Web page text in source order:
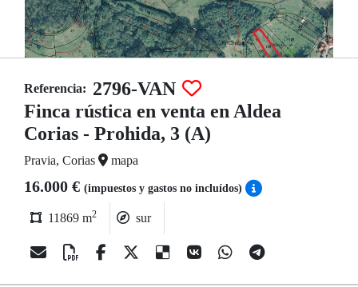
Referencia: 2796-VAN
Finca rústica en venta en Aldea
Corias - Prohida, 3 (A)
Pravia, Corias mapa
16.000 € (impuestos y gastos no incluídos)
11869 m2 sur